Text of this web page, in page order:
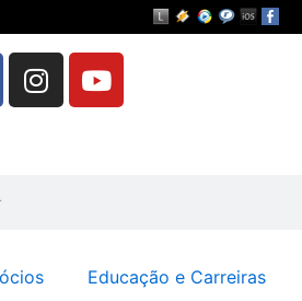
I
n
m
Y
o
Educação e Carreiras